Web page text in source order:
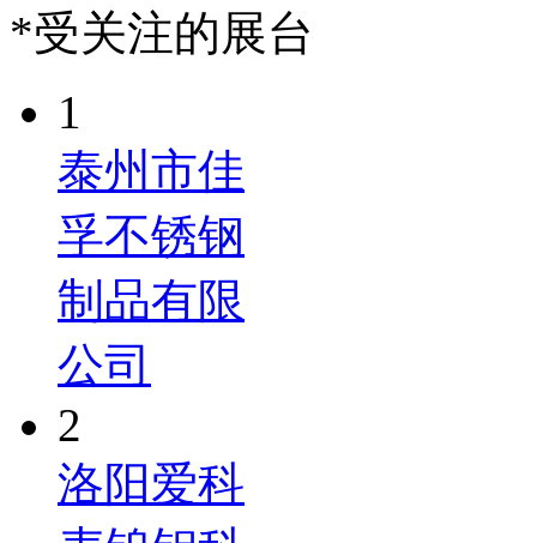
*受关注的展台
1
泰州市佳
孚不锈钢
制品有限
公司
2
洛阳爱科